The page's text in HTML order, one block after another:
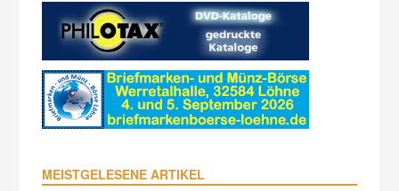
MEISTGELESENE ARTIKEL